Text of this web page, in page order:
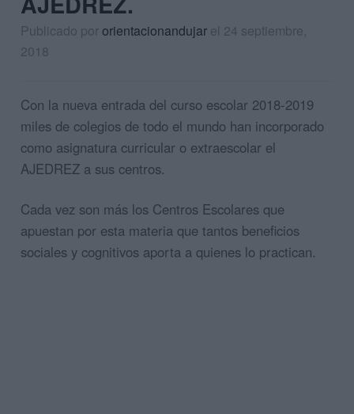
Publicado pororientacionandujar el 24 septiembre,
2018
Con la nueva entrada del curso escolar 2018-2019
miles de colegios de todo el mundo han incorporado
como asignatura curricular o extraescolar el
AJEDREZ a sus centros.
Cada vez son más los Centros Escolares que
apuestan por esta materia que tantos beneficios
sociales y cognitivos aporta a quienes lo practican.